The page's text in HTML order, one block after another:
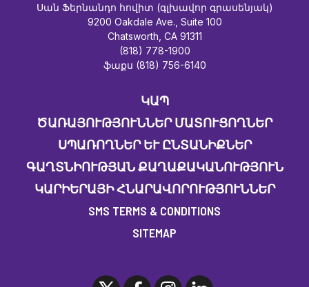
Սան Ֆերնանդո հովիտ (գլխավոր գրասենյակ)
9200 Oakdale Ave., Suite 100
Chatsworth, CA 91311
(818) 778-1900
ֆաքս (818) 756-6140
ԿԱՊ
ԾԱՌԱՅՈՒԹՅՈՒՆՆԵՐ ՄԱՏՈՒՑՈՂՆԵՐ
ՍՊԱՌՈՂՆԵՐ ԵՒ ԸՆՏԱՆԻՔՆԵՐ
ԳԱՂՏՆԻՈՒԹՅԱՆ ՔԱՂԱՔԱԿԱՆՈՒԹՅՈՒՆ
ԿԱՐԻԵՐԱՅԻ ՀՆԱՐԱՎՈՐՈՒԹՅՈՒՆՆԵՐ
SMS TERMS & CONDITIONS
SITEMAP